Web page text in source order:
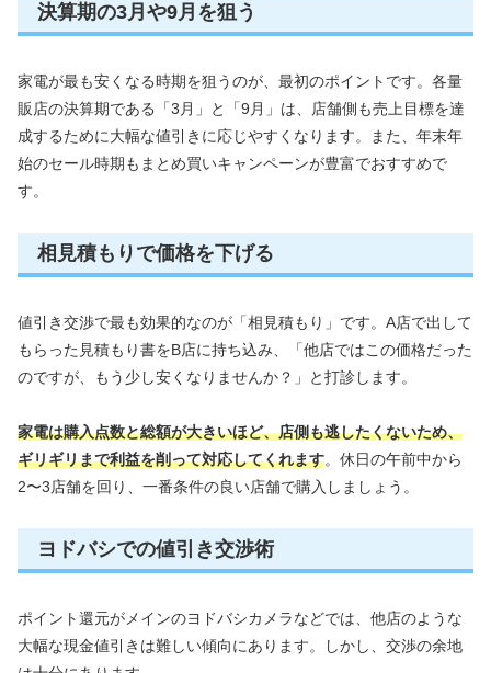
決算期の3月や9月を狙う
家電が最も安くなる時期を狙うのが、最初のポイントです。各量
販店の決算期である「3月」と「9月」は、店舗側も売上目標を達
成するために大幅な値引きに応じやすくなります。また、年末年
始のセール時期もまとめ買いキャンペーンが豊富でおすすめで
す。
相見積もりで価格を下げる
値引き交渉で最も効果的なのが「相見積もり」です。A店で出して
もらった見積もり書をB店に持ち込み、「他店ではこの価格だった
のですが、もう少し安くなりませんか？」と打診します。
家電は購入点数と総額が大きいほど、店側も逃したくないため、
ギリギリまで利益を削って対応してくれます。休日の午前中から
2〜3店舗を回り、一番条件の良い店舗で購入しましょう。
ヨドバシでの値引き交渉術
ポイント還元がメインのヨドバシカメラなどでは、他店のような
大幅な現金値引きは難しい傾向にあります。しかし、交渉の余地